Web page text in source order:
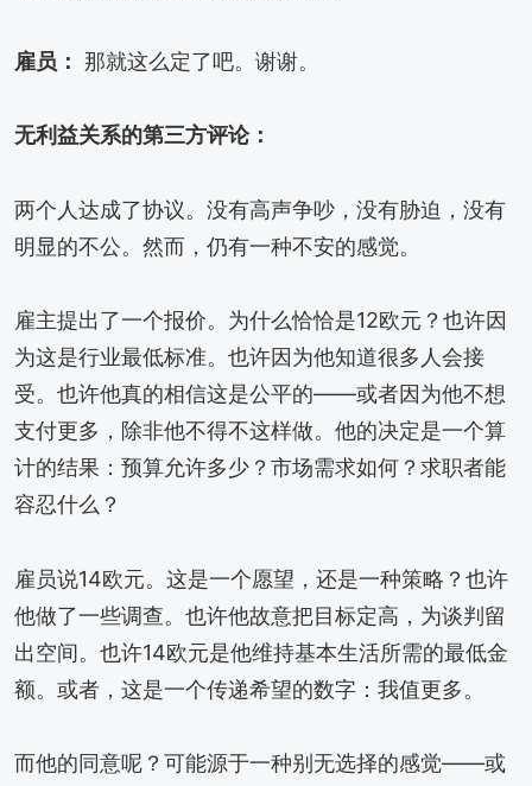
雇员： 那就这么定了吧。谢谢。
无利益关系的第三方评论：
两个人达成了协议。没有高声争吵，没有胁迫，没有
明显的不公。然而，仍有一种不安的感觉。
雇主提出了一个报价。为什么恰恰是12欧元？也许因
为这是行业最低标准。也许因为他知道很多人会接
受。也许他真的相信这是公平的——或者因为他不想
支付更多，除非他不得不这样做。他的决定是一个算
计的结果：预算允许多少？市场需求如何？求职者能
容忍什么？
雇员说14欧元。这是一个愿望，还是一种策略？也许
他做了一些调查。也许他故意把目标定高，为谈判留
出空间。也许14欧元是他维持基本生活所需的最低金
额。或者，这是一个传递希望的数字：我值更多。
而他的同意呢？可能源于一种别无选择的感觉——或